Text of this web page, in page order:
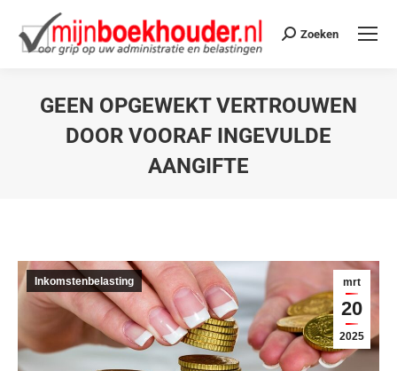
Zoeken
GEEN OPGEWEKT VERTROUWEN
DOOR VOORAF INGEVULDE
AANGIFTE
mrt
20
2025
Inkomstenbelasting